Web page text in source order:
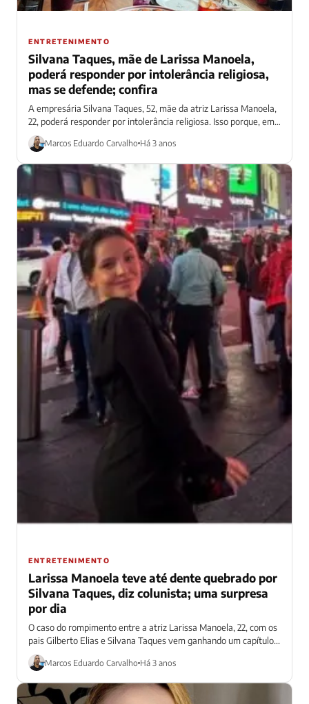
ENTRETENIMENTO
Silvana Taques, mãe de Larissa Manoela,
poderá responder por intolerância religiosa,
mas se defende; confira
A empresária Silvana Taques, 52, mãe da atriz Larissa Manoela,
22, poderá responder por intolerância religiosa. Isso porque, em
mensagem de WhatsApp...
Marcos Eduardo Carvalho Há 3 anos
ENTRETENIMENTO
Larissa Manoela teve até dente quebrado por
Silvana Taques, diz colunista; uma surpresa
por dia
O caso do rompimento entre a atriz Larissa Manoela, 22, com os
pais Gilberto Elias e Silvana Taques vem ganhando um capítulo...
Marcos Eduardo Carvalho Há 3 anos